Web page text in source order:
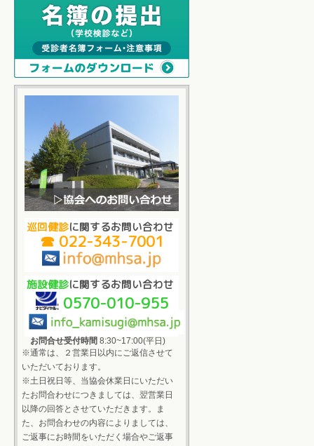
巡回健診に関するお問い合わせ
☎ 022-343-7001
施設健診に関するお問い合わせ
0570-010-955
お問合せ受付時間 8:30~17:00(平日)
※通常は、２営業日以内にご返信させて
いただいております。
※土日祝日等、当協会休業日にいただい
たお問合わせにつきましては、翌営業日
以降の回答とさせていただきます。ま
た、お問合わせの内容によりましては、
ご返事にお時間をいただく場合やご返事